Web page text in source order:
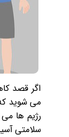
اگر قصد
می شوید
رژیم ها
سلامتی